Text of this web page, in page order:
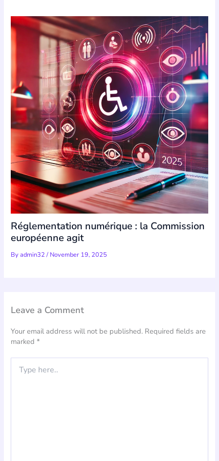
Réglementation numérique : la Commission
européenne agit
Byadmin32/ November 19, 2025
Leave a Comment
Your email address will not be published. Required fields are
marked*
here..